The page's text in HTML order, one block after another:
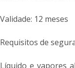
Validade: 12 meses
Requisitos de
Líquido e vapores